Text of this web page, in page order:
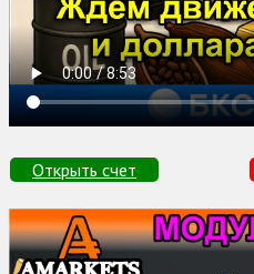
Открыть счет